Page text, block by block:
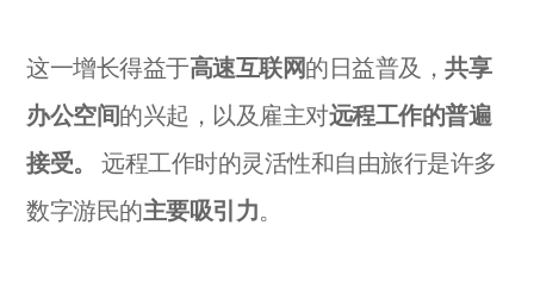
这一增长得益于高速互联网的日益普及，共享
办公空间的兴起，以及雇主对远程工作的普遍
接受。
远程工作时的灵活性和自由旅行是许多
数字游民的主要吸引力。